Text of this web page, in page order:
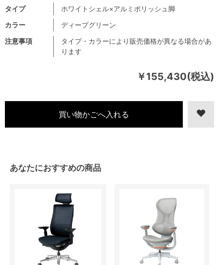
￥155,430(税込)
注意事項
タイプ・カラーにより販売価格が異なる場合があ
ります
タイプ
ホワイトシェル×アルミポリッシュ脚
カラー
ディープグリーン
あなたにおすすめの商品